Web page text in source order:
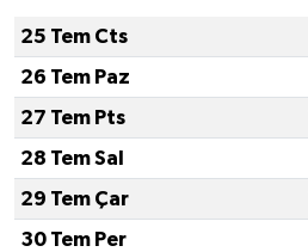
25 Tem Cts
26 Tem Paz
27 Tem Pts
28 Tem Sal
29 Tem Çar
30 Tem Per